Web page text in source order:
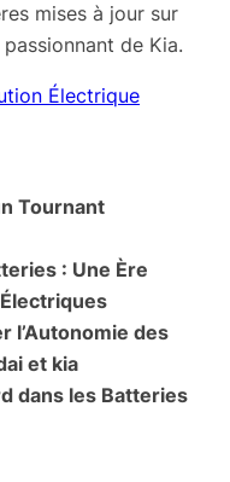
mises à jour sur
de Kia.
Électrique
Tournant
: Une Ère
l’Autonomie des
et kia
dans les Batteries